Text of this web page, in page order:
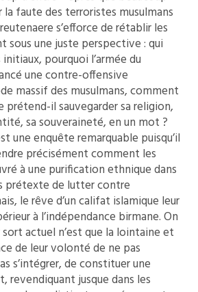
la faute des terroristes musulmans
s’efforce de rétablir les
sous une juste perspective : qui
pourquoi l’armée du
une contre-offensive
massif des musulmans, comment
prétend-il sauvegarder sa religion,
sa souveraineté, en un mot ?
une enquête remarquable puisqu’il
précisément comment les
à une purification ethnique dans
prétexte de lutter contre
le rêve d’un califat islamique leur
à l’indépendance birmane. On
actuel n’est que la lointaine et
de leur volonté de ne pas
s’intégrer, de constituer une
revendiquant jusque dans les